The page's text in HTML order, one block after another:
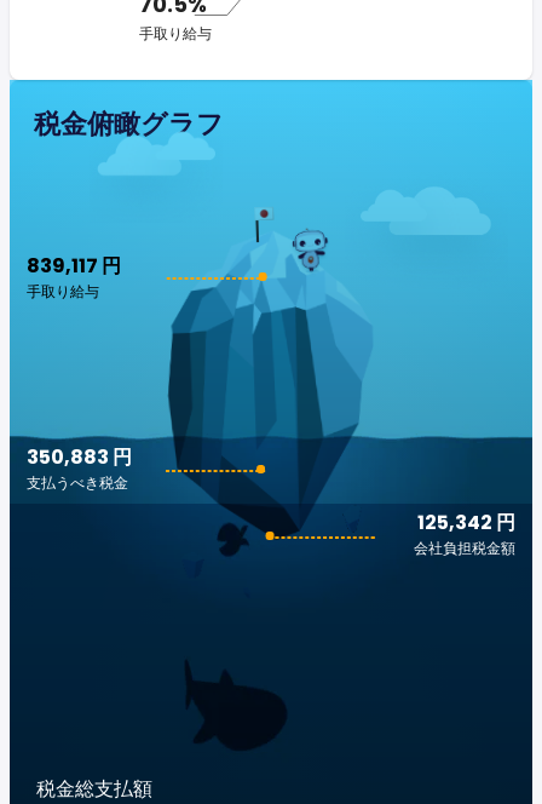
手取り給与
税金俯瞰グラフ
839,117 円
手取り給与
125,342 円
会社負担税金額
350,883 円
支払うべき税金
税金総支払額